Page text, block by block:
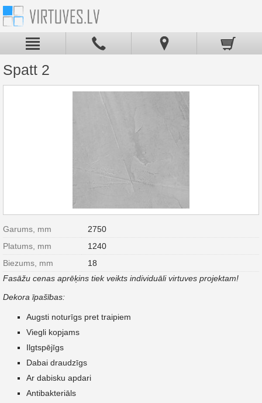
Spatt 2
Garums, mm
2750
Platums, mm
1240
Biezums, mm
18
Fasāžu cenas aprēķins tiek veikts individuāli virtuves projektam!
Dekora īpašības:
Augsti noturīgs pret traipiem
Viegli kopjams
Ilgtspējīgs
Dabai draudzīgs
Ar dabisku apdari
Antibakteriāls